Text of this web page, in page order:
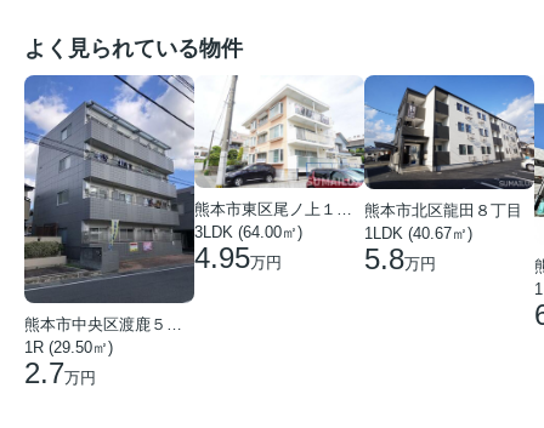
よく見られている物件
1R (29.50㎡)
2.7万円
熊本市東区尾ノ上１丁目
3LDK (64.00㎡)
4.95万円
熊本市北区龍田８丁目
1LDK (40.67㎡)
5.8万円